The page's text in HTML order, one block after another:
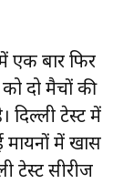
में एक बार फिर
दो मैचों की
दिल्ली टेस्ट में
में खास
टेस्ट सीरीज